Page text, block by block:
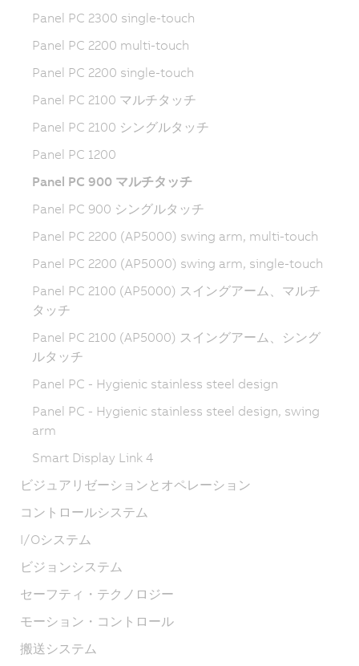
Panel PC 2300 single-touch
Panel PC 2200 multi-touch
Panel PC 2200 single-touch
Panel PC 2100 マルチタッチ
Panel PC 2100 シングルタッチ
Panel PC 1200
Panel PC 900 マルチタッチ
Panel PC 900 シングルタッチ
Panel PC 2200 (AP5000) swing arm, multi-touch
Panel PC 2200 (AP5000) swing arm, single-touch
Panel PC 2100 (AP5000) スイングアーム、マルチ
タッチ
Panel PC 2100 (AP5000) スイングアーム、シング
ルタッチ
Panel PC - Hygienic stainless steel design
Panel PC - Hygienic stainless steel design, swing
arm
Smart Display Link 4
ビジュアリゼーションとオペレーション
コントロールシステム
I/Oシステム
ビジョンシステム
セーフティ・テクノロジー
モーション・コントロール
搬送システム